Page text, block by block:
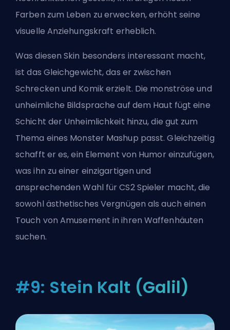
Farben zum Leben zu erwecken, erhöht seine
visuelle Anziehungskraft erheblich.
Was diesen Skin besonders interessant macht,
ist das Gleichgewicht, das er zwischen
Schrecken und Komik erzielt. Die monströse und
unheimliche Bildsprache auf dem Haut fügt eine
Schicht der Unheimlichkeit hinzu, die gut zum
Thema eines Monster Mashup passt. Gleichzeitig
schafft er es, ein Element von Humor einzufügen,
was ihn zu einer einzigartigen und
ansprechenden Wahl für CS2 Spieler macht, die
sowohl ästhetisches Vergnügen als auch einen
Touch von Amusement in ihren Waffenhäuten
suchen.
#9: Stein Kalt (Galil)